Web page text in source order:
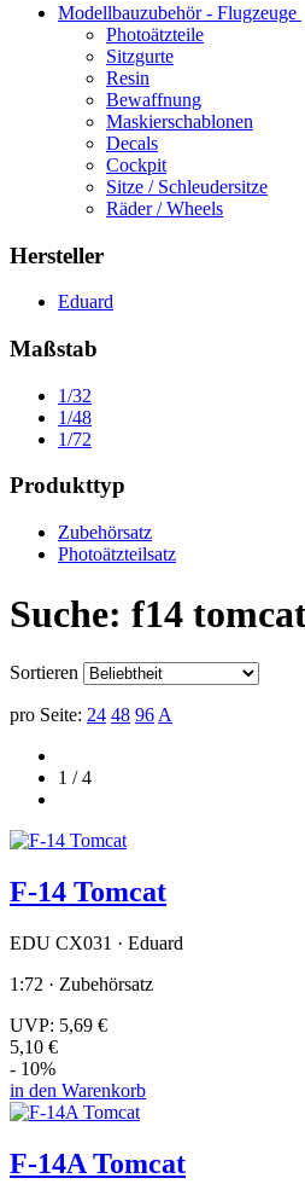
Modellbauzubehör - Flugzeuge
Photoätzteile
Sitzgurte
Resin
Bewaffnung
Maskierschablonen
Decals
Cockpit
Sitze / Schleudersitze
Räder / Wheels
Hersteller
Eduard
Maßstab
1/32
1/48
1/72
Produkttyp
Zubehörsatz
Photoätzteilsatz
Suche: f14
Sortieren
pro Seite: 24 48 96 A
1 / 4
F-14 Tomcat
EDU CX031 · Eduard
1:72 · Zubehörsatz
UVP: 5,69 €
5,10 €
- 10%
in den Warenkorb
F-14A Tomcat